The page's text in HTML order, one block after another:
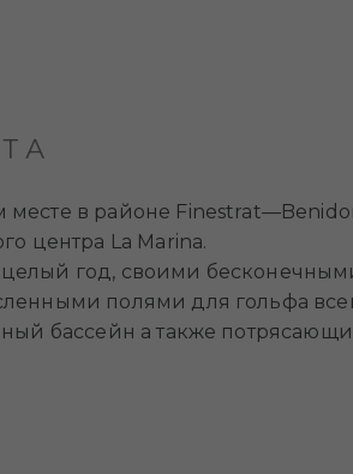
в районе
центра La Marina.
год, своими
полями для гольфа
бассейн а также